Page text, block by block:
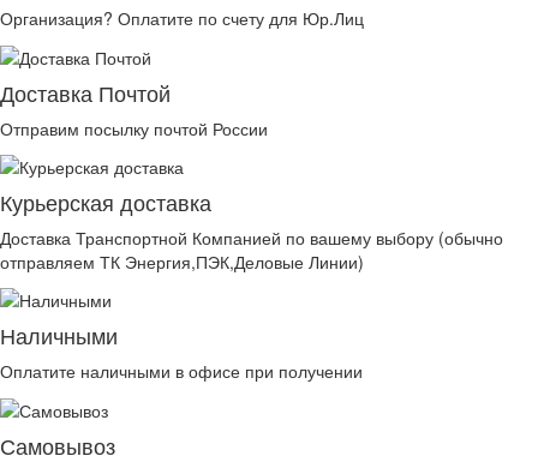
Организация? Оплатите по счету для Юр.Лиц
Доставка Почтой
Отправим посылку почтой России
Курьерская доставка
Доставка Транспортной Компанией по вашему выбору (обычно
отправляем ТК Энергия,ПЭК,Деловые Линии)
Наличными
Оплатите наличными в офисе при получении
Самовывоз